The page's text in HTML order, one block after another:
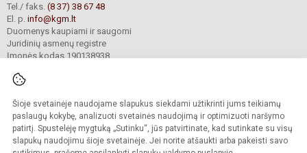
Šioje svetainėje naudojame slapukus siekdami užtikrinti jums teikiamų
paslaugų kokybę, analizuoti svetainės naudojimą ir optimizuoti naršymo
patirtį. Spustelėję mygtuką „Sutinku“, jūs patvirtinate, kad sutinkate su visų
slapukų naudojimu šioje svetainėje. Jei norite atšaukti arba pakeisti savo
Tel./ faks. (8 37) 38 67 48
El. p. info@kgm.lt
Duomenys kaupiami ir saugomi
Juridinių asmenų registre
Įmonės kodas 190138938
© 2024. Kauno Kazio Griniaus progimnazija. Visos teisės saugomos.
Kopijuoti turinį be raštiško progimnazijos sutikimo griežtai draudžiama.
Prieinamumo paraiška Slapukų valdymas